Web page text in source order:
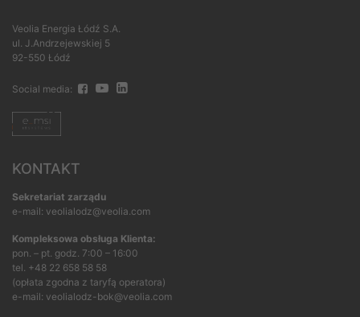
Veolia Energia Łódź S.A.
ul. J.Andrzejewskiej 5
92-550 Łódź
Social media:
KONTAKT
Sekretariat zarządu
e-mail: veolialodz@veolia.com
Kompleksowa obsługa Klienta:
pon. – pt. godz. 7:00 – 16:00
tel. +48 22 658 58 58
(opłata zgodna z taryfą operatora)
e-mail: veolialodz-bok@veolia.com